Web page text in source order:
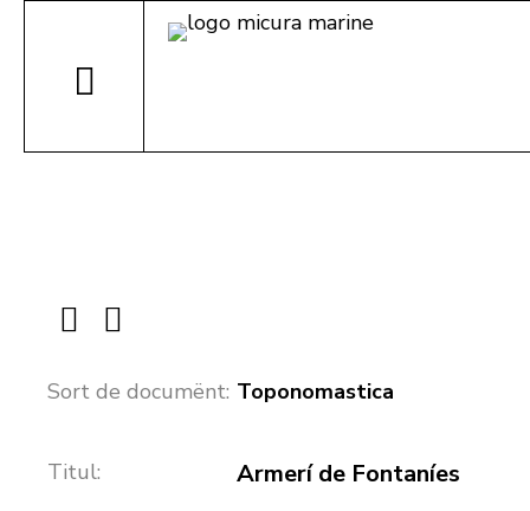
Sort de documënt: Toponomastica
Titul: Armerí de Fontaníes